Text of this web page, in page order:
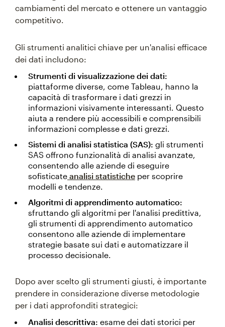
cambiamenti del mercato e ottenere un vantaggio
competitivo.
Gli strumenti analitici chiave per un'analisi efficace
dei dati includono:
Strumenti di visualizzazione dei dati:
piattaforme diverse, come Tableau, hanno la
capacità di trasformare i dati grezzi in
informazioni visivamente interessanti. Questo
aiuta a rendere più accessibili e comprensibili
informazioni complesse e dati grezzi.
Sistemi di analisi statistica (SAS): gli strumenti
SAS offrono funzionalità di analisi avanzate,
consentendo alle aziende di eseguire
sofisticate analisi statistiche per scoprire
modelli e tendenze.
Algoritmi di apprendimento automatico:
sfruttando gli algoritmi per l'analisi predittiva,
gli strumenti di apprendimento automatico
consentono alle aziende di implementare
strategie basate sui dati e automatizzare il
processo decisionale.
Dopo aver scelto gli strumenti giusti, è importante
prendere in considerazione diverse metodologie
per i dati approfonditi strategici:
Analisi descrittiva: esame dei dati storici per